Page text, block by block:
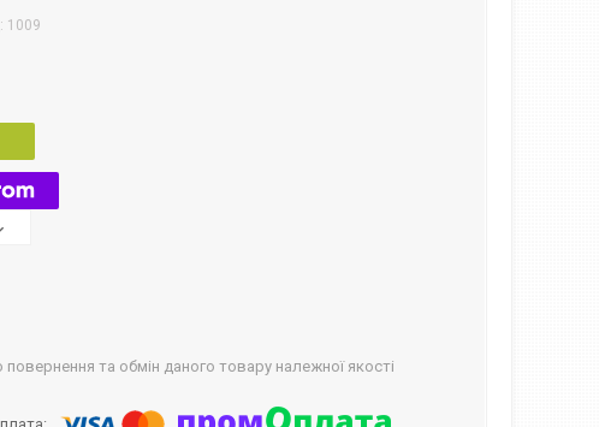
1009
та обмін даного товару належної якості